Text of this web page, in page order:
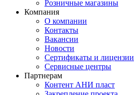
Розничные магазины
Компания
О компании
Контакты
Вакансии
Новости
Сертификаты и лицензии
Сервисные центры
Партнерам
Контент АНИ пласт